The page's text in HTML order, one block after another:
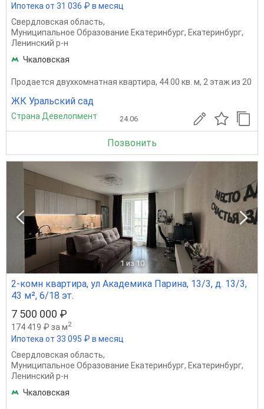
Ипотека от 31 036 ₽ в месяц
Свердловская область,
Муниципальное Образование Екатеринбург, Екатеринбург,
Ленинский р-н
Чкаловская
Продается двухкомнатная квартира, 44.00 кв. м, 2 этаж из 20
ЖК Уральский сад
Страна Девелопмент 24.06
Позвонить
1 из 10
2-комн квартира, ул Академика Парина, 13/3, д. 13/3,
43 м², 6/18 эт.
7 500 000 ₽
174 419 ₽ за м2
Ипотека от 33 095 ₽ в месяц
Свердловская область,
Муниципальное Образование Екатеринбург, Екатеринбург,
Ленинский р-н
Чкаловская